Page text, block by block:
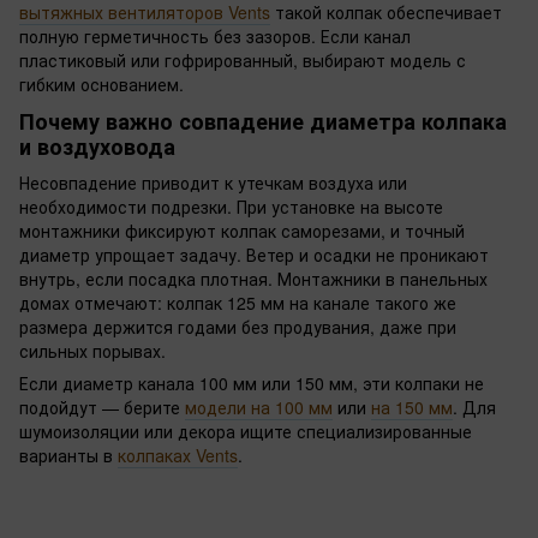
вытяжных вентиляторов Vents такой колпак обеспечивает
полную герметичность без зазоров. Если канал
пластиковый или гофрированный, выбирают модель с
гибким основанием.
Почему важно совпадение диаметра колпака
и воздуховода
Несовпадение приводит к утечкам воздуха или
необходимости подрезки. При установке на высоте
монтажники фиксируют колпак саморезами, и точный
диаметр упрощает задачу. Ветер и осадки не проникают
внутрь, если посадка плотная. Монтажники в панельных
домах отмечают: колпак 125 мм на канале такого же
размера держится годами без продувания, даже при
сильных порывах.
Если диаметр канала 100 мм или 150 мм, эти колпаки не
подойдут — берите модели на 100 мм или на 150 мм. Для
шумоизоляции или декора ищите специализированные
варианты в колпаках Vents.